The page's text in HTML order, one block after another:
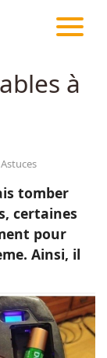
à
tomber
certaines
pour
Ainsi, il